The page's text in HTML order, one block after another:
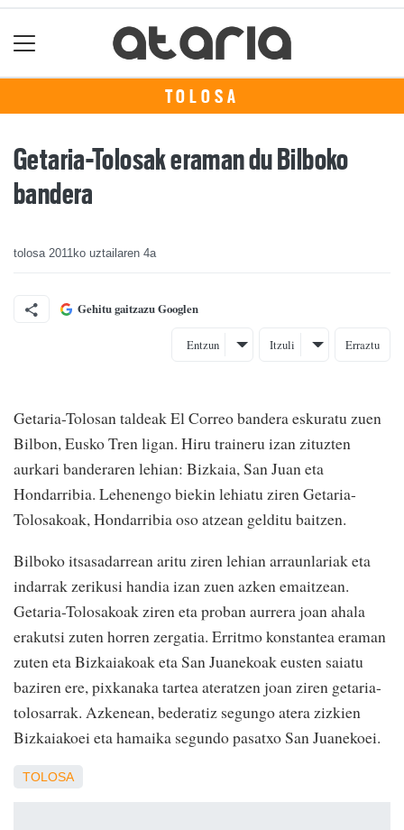
TOLOSA
Getaria-Tolosak eraman du Bilboko
bandera
tolosa 2011ko uztailaren 4a
Gehitu gaitzazu Googlen
Entzun Itzuli Erraztu
Getaria-Tolosan taldeak El Correo bandera eskuratu zuen
Bilbon, Eusko Tren ligan. Hiru traineru izan zituzten
aurkari banderaren lehian: Bizkaia, San Juan eta
Hondarribia. Lehenengo biekin lehiatu ziren Getaria-
Tolosakoak, Hondarribia oso atzean gelditu baitzen.
Bilboko itsasadarrean aritu ziren lehian arraunlariak eta
indarrak zerikusi handia izan zuen azken emaitzean.
Getaria-Tolosakoak ziren eta proban aurrera joan ahala
erakutsi zuten horren zergatia. Erritmo konstantea eraman
zuten eta Bizkaiakoak eta San Juanekoak eusten saiatu
baziren ere, pixkanaka tartea ateratzen joan ziren getaria-
tolosarrak. Azkenean, bederatiz segungo atera zizkien
Bizkaiakoei eta hamaika segundo pasatxo San Juanekoei.
TOLOSA